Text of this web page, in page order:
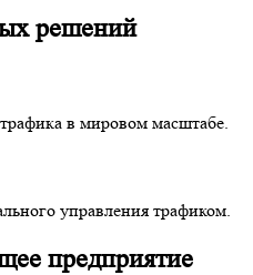
решений
в мировом масштабе.
управления трафиком.
предприятие